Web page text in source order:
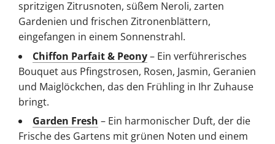
spritzigen Zitrusnoten, süßem Neroli, zarten
Gardenien und frischen Zitronenblättern,
eingefangen in einem Sonnenstrahl.
Chiffon Parfait & Peony– Ein verführerisches
Bouquet aus Pfingstrosen, Rosen, Jasmin, Geranien
und Maiglöckchen, das den Frühling in Ihr Zuhause
bringt.
Garden Fresh – Ein harmonischer Duft, der die
Frische des Gartens mit grünen Noten und einem